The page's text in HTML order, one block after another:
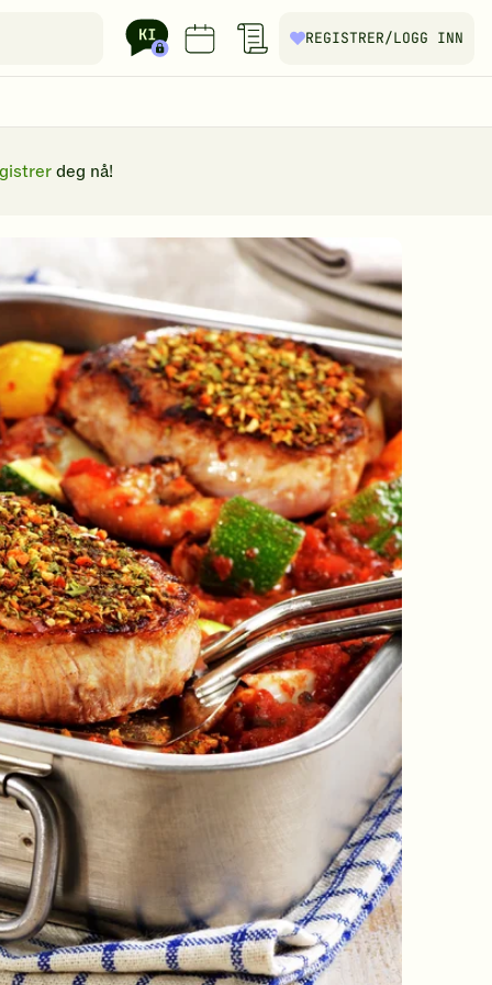
REGISTRER/LOGG INN
deg nå!